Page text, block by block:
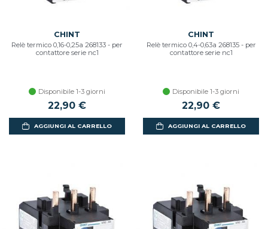
CHINT
Relè termico 0,16-0,25a 268133 - per
contattore serie nc1
Disponibile 1-3 giorni
22,90 €
AGGIUNGI AL CARRELLO
CHINT
Relè termico 0,4-0,63a 268135 - per
contattore serie nc1
Disponibile 1-3 giorni
22,90 €
AGGIUNGI AL CARRELLO